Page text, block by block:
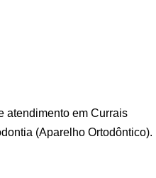
atendimento em Currais
(Aparelho Ortodôntico).